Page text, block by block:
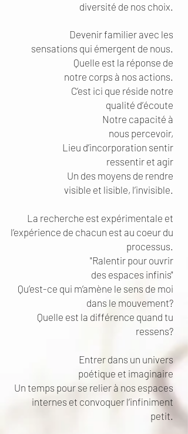
diversité de nos choix.
Devenir familier avec les
sensations qui émergent de nous.
Quelle est la réponse de
notre corps à nos actions.
C’est ici que réside notre
qualité d’écoute
Notre capacité à
nous percevoir,
Lieu d’incorporation sentir
ressentir et agir
Un des moyens de rendre
visible et lisible, l’invisible.
La recherche est expérimentale et
l’expérience de chacun est au coeur du
processus.
"Ralentir pour ouvrir
des espaces infinis"
Qu’est-ce qui m’amène le sens de moi
dans le mouvement?
Quelle est la différence quand tu
ressens?
Entrer dans un univers
poétique et imaginaire
Un temps pour se relier à nos espaces
internes et convoquer l’infiniment
petit.